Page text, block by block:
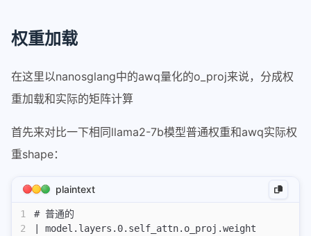
权重加载
在这里以nanosglang中的awq量化的o_proj来说，分成权
重加载和实际的矩阵计算
首先来对比一下相同llama2-7b模型普通权重和awq实际权
重shape：
plaintext
1
2
# 普通的
| model.layers.0.self_attn.o_proj.weight          |